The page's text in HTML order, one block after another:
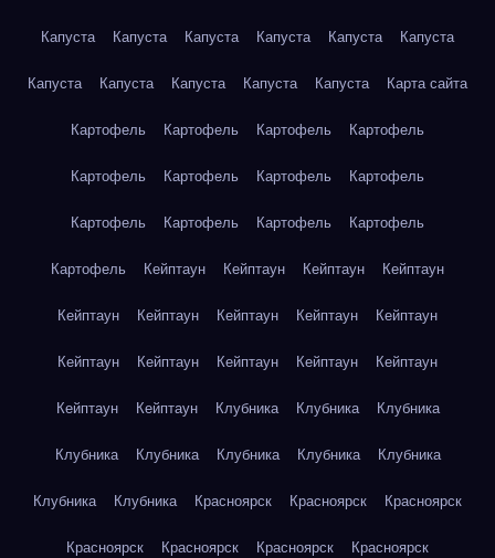
Капуста Капуста Капуста Капуста Капуста Капуста
Капуста Капуста Капуста Капуста Капуста Карта сайта
Картофель Картофель Картофель Картофель
Картофель Картофель Картофель Картофель
Картофель Картофель Картофель Картофель
Картофель Кейптаун Кейптаун Кейптаун Кейптаун
Кейптаун Кейптаун Кейптаун Кейптаун Кейптаун
Кейптаун Кейптаун Кейптаун Кейптаун Кейптаун
Кейптаун Кейптаун Клубника Клубника Клубника
Клубника Клубника Клубника Клубника Клубника
Клубника Клубника Красноярск Красноярск Красноярск
Красноярск Красноярск Красноярск Красноярск